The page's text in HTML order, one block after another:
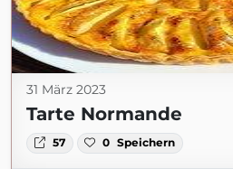
31 März 2023
Tarte Normande
57 0 Speichern